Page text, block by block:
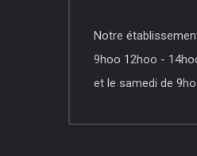
Notre
9hoo 12hoo -
et le samedi de